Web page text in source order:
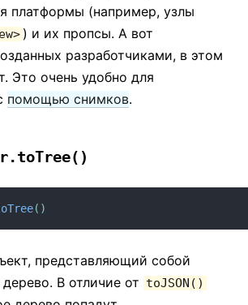
платформы (например, узлы
) и их пропсы. А вот
разработчиками, в этом
Это очень удобно для
помощью снимков.
( )
представляющий собой
В отличие от toJSON()